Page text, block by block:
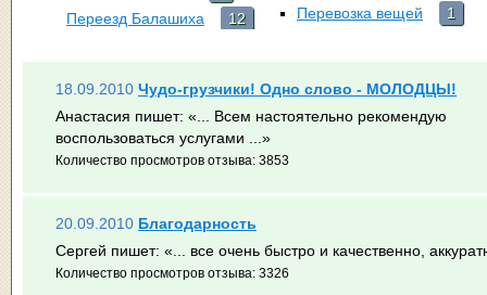
Переезд Балашиха
12
Перевозка вещей
1
18.09.2010 Чудо-грузчики! Одно слово - МОЛОДЦЫ!
Анастасия пишет: «... Всем настоятельно рекомендую
воспользоваться услугами ...»
Количество просмотров отзыва: 3853
20.09.2010 Благодарность
Сергей пишет: «... все очень быстро и качественно,
Количество просмотров отзыва: 3326